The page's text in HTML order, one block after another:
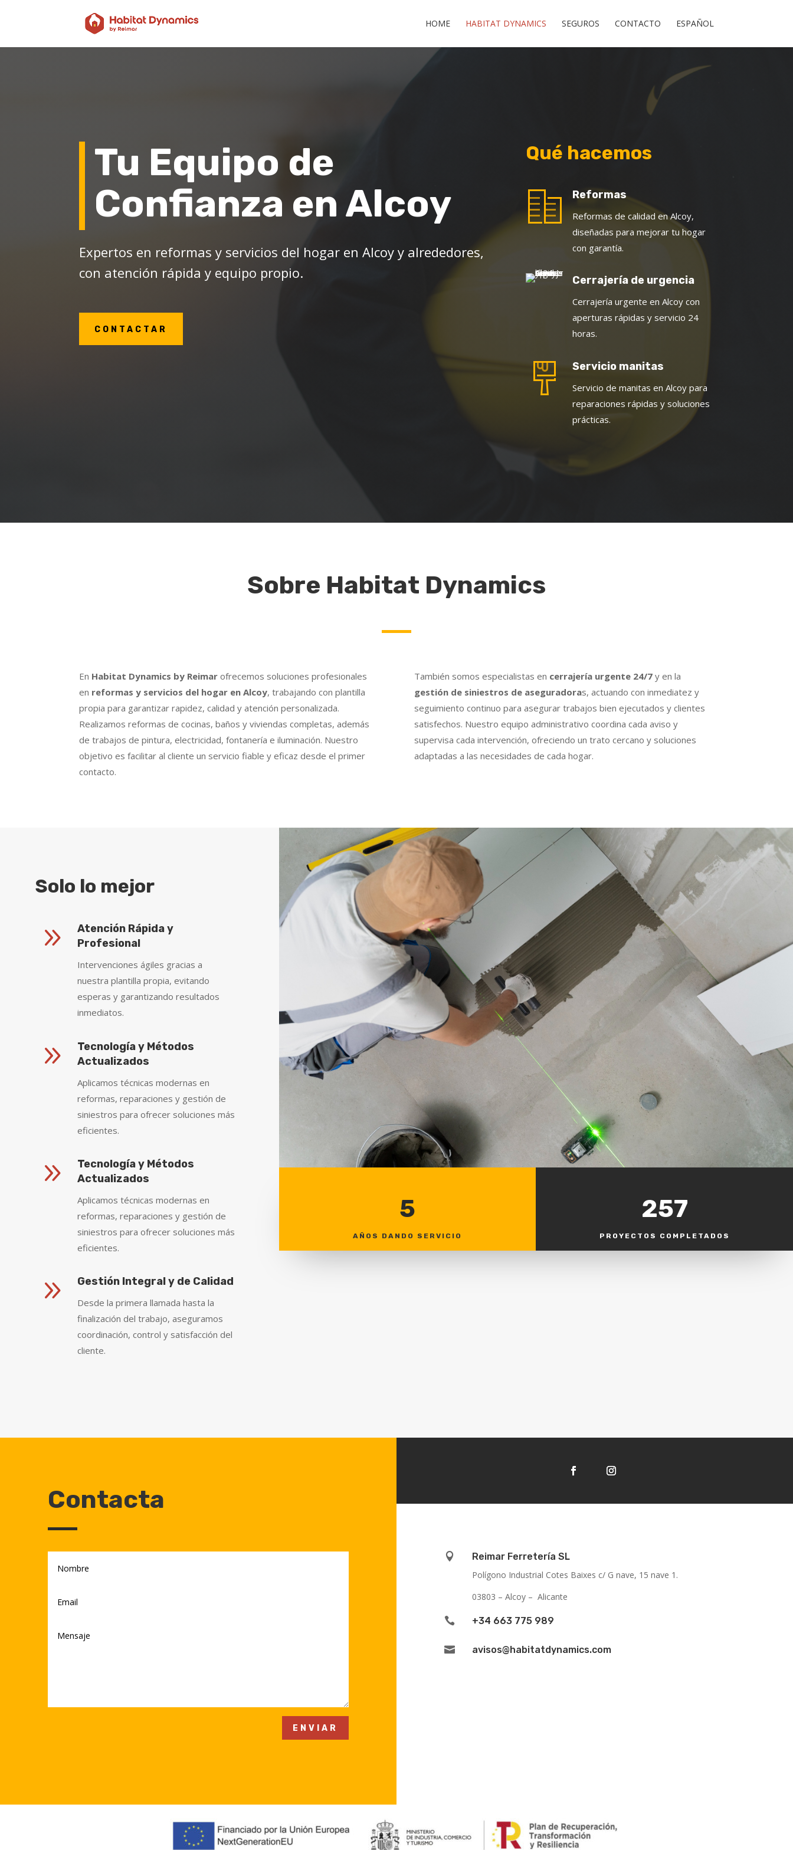
HOME HABITAT DYNAMICS SEGUROS CONTACTO ESPAÑOL
Tu Equipo de
Confianza en Alcoy
Expertos en reformas y servicios del hogar en Alcoy y alrededores,
con atención rápida y equipo propio.
CONTACTAR
Qué hacemos
Reformas
Reformas de calidad en Alcoy,
diseñadas para mejorar tu hogar
con garantía.
Cerrajería de urgencia
Cerrajería urgente en Alcoy con
aperturas rápidas y servicio 24
horas.
Servicio manitas
Servicio de manitas en Alcoy para
reparaciones rápidas y soluciones
prácticas.
Sobre Habitat Dynamics
En Habitat Dynamics by Reimar ofrecemos soluciones profesionales
en reformas y servicios del hogar en Alcoy, trabajando con plantilla
propia para garantizar rapidez, calidad y atención personalizada.
Realizamos reformas de cocinas, baños y viviendas completas, además
de trabajos de pintura, electricidad, fontanería e iluminación. Nuestro
objetivo es facilitar al cliente un servicio fiable y eficaz desde el primer
contacto.
También somos especialistas en cerrajería urgente 24/7y en la
gestión de siniestros de aseguradoras, actuando con inmediatez y
seguimiento continuo para asegurar trabajos bien ejecutados y clientes
satisfechos. Nuestro equipo administrativo coordina cada aviso y
supervisa cada intervención, ofreciendo un trato cercano y soluciones
adaptadas a las necesidades de cada hogar.
Solo lo mejor
9
Atención Rápida y
Profesional
Intervenciones ágiles gracias a
nuestra plantilla propia, evitando
esperas y garantizando resultados
inmediatos.
9
Tecnología y Métodos
Actualizados
Aplicamos técnicas modernas en
reformas, reparaciones y gestión de
siniestros para ofrecer soluciones más
eficientes.
9
Tecnología y Métodos
Actualizados
Aplicamos técnicas modernas en
reformas, reparaciones y gestión de
siniestros para ofrecer soluciones más
eficientes.
9 Gestión Integral y de Calidad
Desde la primera llamada hasta la
finalización del trabajo, aseguramos
coordinación, control y satisfacción del
cliente.
5
AÑOS DANDO SERVICIO
257
PROYECTOS COMPLETADOS
Contacta
ENVIAR

Reimar Ferretería SL
Polígono Industrial Cotes Baixes c/ G nave, 15 nave 1.
03803 – Alcoy – Alicante
 +34 663 775 989
 avisos@habitatdynamics.com